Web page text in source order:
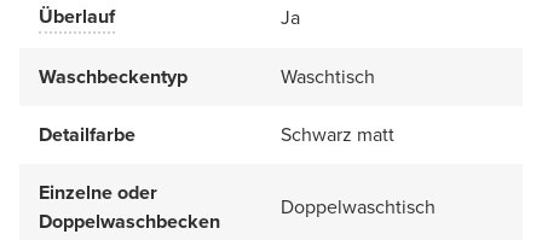
Überlauf Ja
Waschbeckentyp Waschtisch
Detailfarbe Schwarz matt
Einzelne oder
Doppelwaschbecken
Doppelwaschtisch